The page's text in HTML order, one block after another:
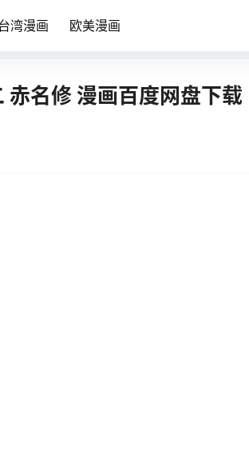
湾漫画 欧美漫画
赤名修 漫画百度网盘下载